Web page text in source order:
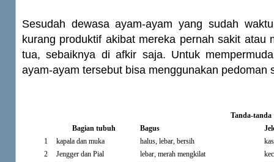
Sesudah dewasa ayam-ayam yang sudah
kurang produktif akibat mereka pernah sakit atau
tua, sebaiknya di afkir saja. Untuk
ayam-ayam tersebut bisa menggunakan pedoman
Bagian tubuh
Tanda-tanda
Bagus
1
kapala dan muka halus, lebar, bersih
2
Jengger dan Pial lebar, merah mengkilat